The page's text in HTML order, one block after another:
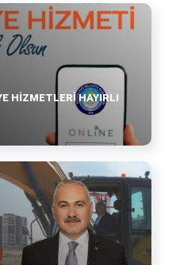
HIZMETLERI HAYIRLI